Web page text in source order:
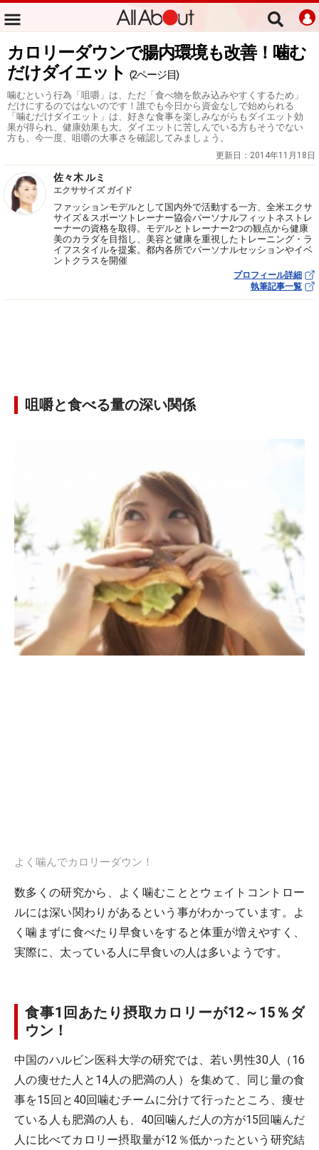
カロリーダウンで腸内環境も改善！噛む
だけダイエット (2ページ目)
噛むという行為「咀嚼」は、ただ「食べ物を飲み込みやすくするため」
だけにするのではないのです！誰でも今日から資金なしで始められる
「噛むだけダイエット」は、好きな食事を楽しみながらもダイエット効
果が得られ、健康効果も大。ダイエットに苦しんでいる方もそうでない
方も、今一度、咀嚼の大事さを確認してみましょう。
更新日： 2014年11月18日
佐々木 ルミ
エクササイズ ガイド
ファッションモデルとして国内外で活動する一方、全米エクサ
サイズ＆スポーツトレーナー協会パーソナルフィットネストレ
ーナーの資格を取得。モデルとトレーナー2つの観点から健康
美のカラダを目指し、美容と健康を重視したトレーニング・ラ
イフスタイルを提案。都内各所でパーソナルセッションやイベ
ントクラスを開催
プロフィール詳細
執筆記事一覧
咀嚼と食べる量の深い関係
よく噛んでカロリーダウン！
数多くの研究から、よく噛むこととウェイトコントロー
ルには深い関わりがあるという事がわかっています。よ
く噛まずに食べたり早食いをすると体重が増えやすく、
実際に、太っている人に早食いの人は多いようです。
食事1回あたり摂取カロリーが12～15％ダ
ウン！
中国のハルビン医科大学の研究では、若い男性30人（16
人の痩せた人と14人の肥満の人）を集めて、同じ量の食
事を15回と40回噛むチームに分けて行ったところ、痩せ
ている人も肥満の人も、40回噛んだ人の方が15回噛んだ
人に比べてカロリー摂取量が12％低かったという研究結